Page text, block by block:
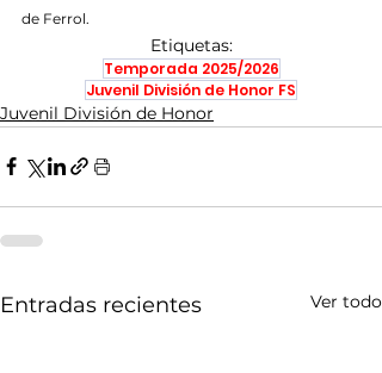
de Ferrol.
Etiquetas:
Temporada 2025/2026
Juvenil División de Honor FS
Juvenil División de Honor
Entradas recientes Ver todo